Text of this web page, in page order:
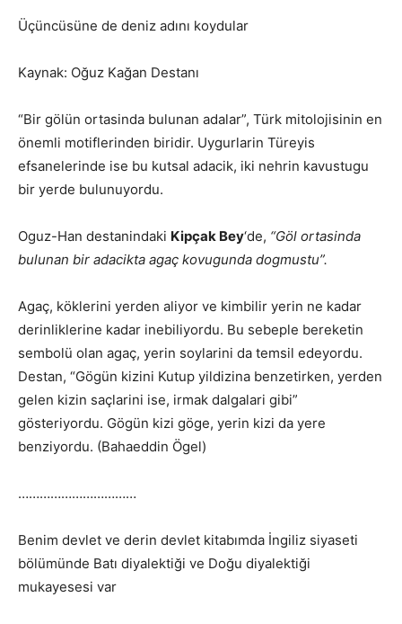
Üçüncüsüne de deniz adını koydular
Kaynak: Oğuz Kağan Destanı
“Bir gölün ortasinda bulunan adalar”, Türk mitolojisinin en
önemli motiflerinden biridir. Uygurlarin Türeyis
efsanelerinde ise bu kutsal adacik, iki nehrin kavustugu
bir yerde bulunuyordu.
Oguz-Han destanindaki Kipçak Bey‘de, “Göl ortasinda
bulunan bir adacikta agaç kovugunda dogmustu”.
Agaç, köklerini yerden aliyor ve kimbilir yerin ne kadar
derinliklerine kadar inebiliyordu. Bu sebeple bereketin
sembolü olan agaç, yerin soylarini da temsil edeyordu.
Destan, “Gögün kizini Kutup yildizina benzetirken, yerden
gelen kizin saçlarini ise, irmak dalgalari gibi”
gösteriyordu. Gögün kizi göge, yerin kizi da yere
benziyordu. (Bahaeddin Ögel)
……………………………
Benim devlet ve derin devlet kitabımda İngiliz siyaseti
bölümünde Batı diyalektiği ve Doğu diyalektiği
mukayesesi var